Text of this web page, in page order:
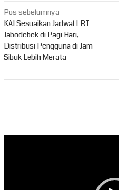
Navigasi
pos
Pos sebelumnya
KAI Sesuaikan Jadwal LRT
Jabodebek di Pagi Hari,
Distribusi Pengguna di Jam
Sibuk Lebih Merata